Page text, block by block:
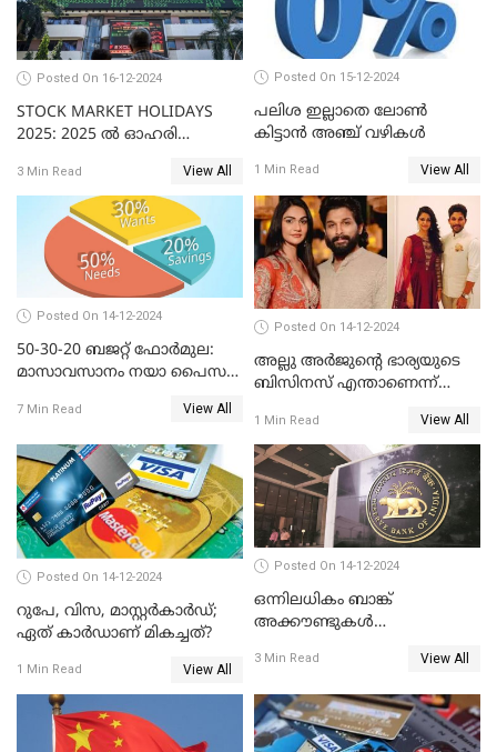
Posted On 16-12-2024
STOCK MARKET HOLIDAYS
2025: 2025 ൽ ഓഹരി
ദിനങ്ങൾ
3 Min Read View All
Posted On 15-12-2024
പലിശ ഇല്ലാതെ ലോൺ
കിട്ടാൻ അഞ്ച് വഴികൾ
1 Min Read View All
Posted On 14-12-2024
50-30-20 ബജറ്റ് ഫോർമുല:
മാസാവസാനം നയാ പൈസ
7 Min Read View All
Posted On 14-12-2024
അല്ലു അർജുൻ്റെ ഭാര്യയുടെ
ബിസിനസ് എന്താണെന്ന്
1 Min Read View All
Posted On 14-12-2024
റുപേ, വിസ, മാസ്റ്റർകാർഡ്;
ഏത് കാർഡാണ് മികച്ചത്?
1 Min Read View All
Posted On 14-12-2024
ഒന്നിലധികം ബാങ്ക്
അക്കൗണ്ടുകൾ
ബി ഐ പറയുന്നത് എന്താണ്?
3 Min Read View All